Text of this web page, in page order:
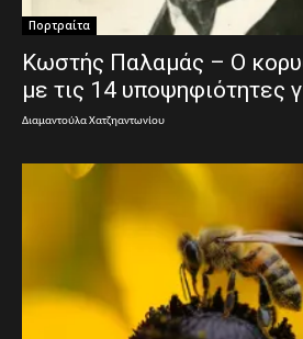
Πορτραίτα
Κωστής Παλαμάς – Ο
με τις 14 υποψηφιότητες
Διαμαντούλα Χατζηαντωνίου